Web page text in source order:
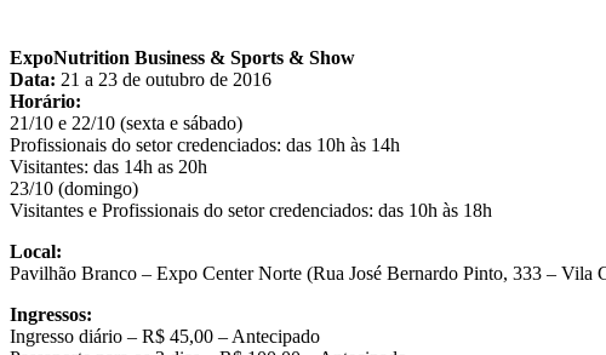
ExpoNutrition Business & Sports & Show
Data: 21 a 23 de outubro de 2016
Horário:
21/10 e 22/10 (sexta e sábado)
Profissionais do setor credenciados: das 10h às 14h
Visitantes: das 14h as 20h
23/10 (domingo)
Visitantes e Profissionais do setor credenciados: das 10h às 18h
Local:
Pavilhão Branco – Expo Center Norte (Rua José Bernardo Pinto, 333 – Vila
Ingressos:
Ingresso diário – R$ 45,00 – Antecipado